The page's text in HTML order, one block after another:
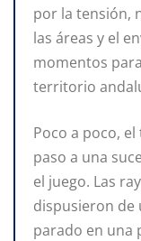
por la tensión,
las áreas y el
momentos
territorio
Poco a poco,
paso a una
el juego. Las
dispusieron de
parado en una